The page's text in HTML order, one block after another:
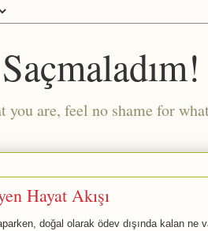
you are, feel no shame for
Hayat Akışı
doğal olarak ödev dışında kalan ne